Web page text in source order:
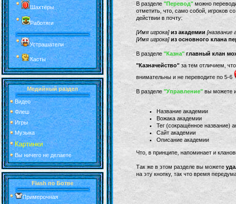
Шахтёры
Работяги
Устрашатели
Касты
Медийный раздел
Видео
Флеш
Игры
Музыка
Картинки
Вы ничего не делаете
Flash по Ботве
Примерочная
В разделе "Перевод" можно
отметить, что, само собой, игроков
действии в почту:
[Имя игрока] из академии [название
[Имя игрока] из основного клана
В разделе "Казна" главный клан
"Казначейство" за тем отличием,
внимательны и не переводите по 5-6
В разделе "Управление" вы можете
Название академии
Вожака академии
Тег (сокращённое название)
Сайт академии
Описание академии
Что, в принципе, напоминает и
Так же в этом разделе вы можете
на эту кнопку, так что время